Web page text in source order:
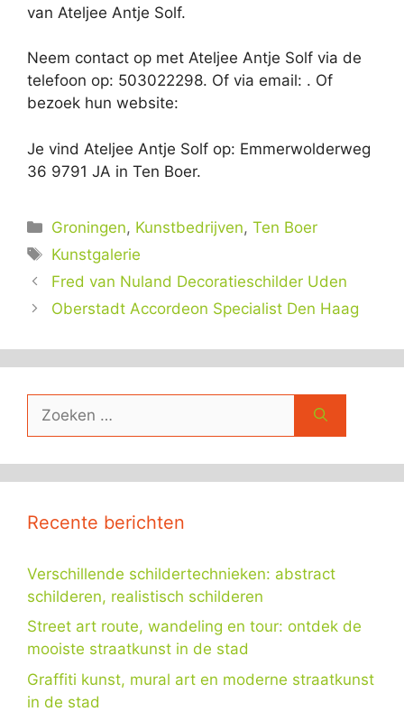
van Ateljee Antje Solf.
Neem contact op met Ateljee Antje Solf via de
telefoon op: 503022298. Of via email: . Of
bezoek hun website:
Je vind Ateljee Antje Solf op: Emmerwolderweg
36 9791 JA in Ten Boer.
Categorieën
Groningen, Kunstbedrijven,Ten Boer
Tags
Kunstgalerie
Fred van Nuland Decoratieschilder Uden
Oberstadt Accordeon Specialist Den Haag
naar:
Recente berichten
Verschillende schildertechnieken: abstract
schilderen, realistisch schilderen
Street art route, wandeling en tour: ontdek de
mooiste straatkunst in de stad
Graffiti kunst, mural art en moderne straatkunst
in de stad